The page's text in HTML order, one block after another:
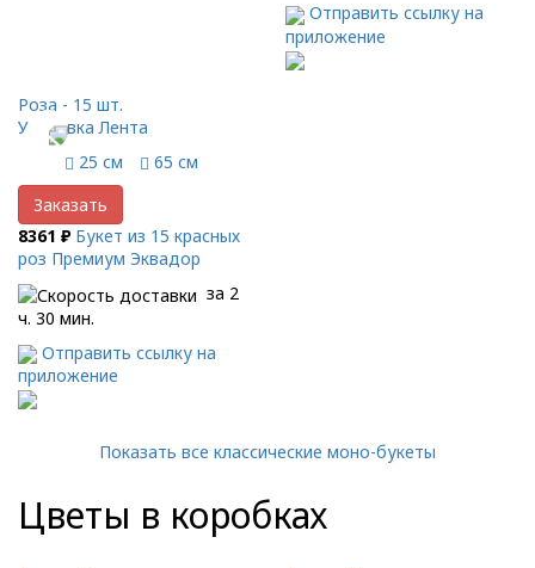
Отправить ссылку на
приложение
Роза - 15 шт.
Упаковка Лента
25 см
65 см
Заказать
8361 ₽ Букет из 15 красных
роз Премиум Эквадор
за 2
ч. 30 мин.
Отправить ссылку на
приложение
Показать все классические моно-букеты
Цветы в коробках